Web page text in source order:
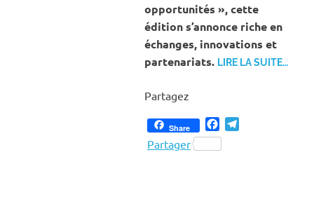
opportunités », cette
édition s’annonce riche en
échanges, innovations et
partenariats. LIRE LA SUITE…
Partagez
Share Facebook
Partager